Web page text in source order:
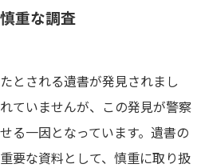
重な調査
とされる遺書が発見されまし
ていませんが、この発見が警察
る一因となっています。遺書の
要な資料として、慎重に取り扱